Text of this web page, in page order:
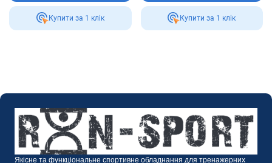
Купити за 1 клiк Купити за 1 клiк
Якісне та функціональне спортивне обладнання для тренажерних